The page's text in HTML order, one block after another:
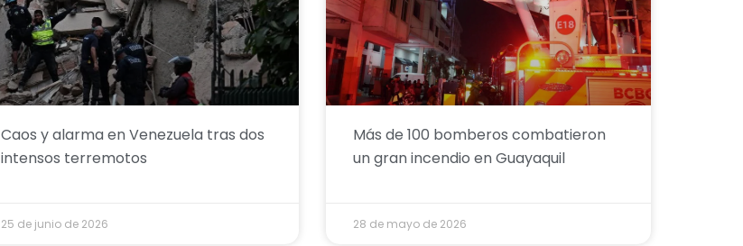
Caos y alarma en Venezuela tras dos
intensos terremotos
25 de junio de 2026
Más de 100 bomberos combatieron
un gran incendio en Guayaquil
28 de mayo de 2026